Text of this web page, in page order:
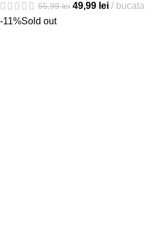
55,99lei 49,99 lei
bucata
-11%Sold out